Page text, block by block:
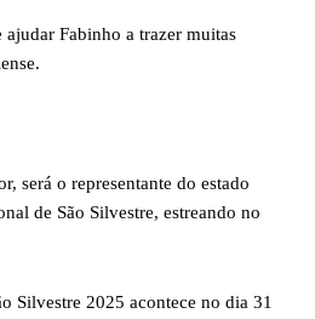
Fabinho a trazer muitas
será o representante do estado
de São Silvestre, estreando no
Silvestre 2025 acontece no dia 31